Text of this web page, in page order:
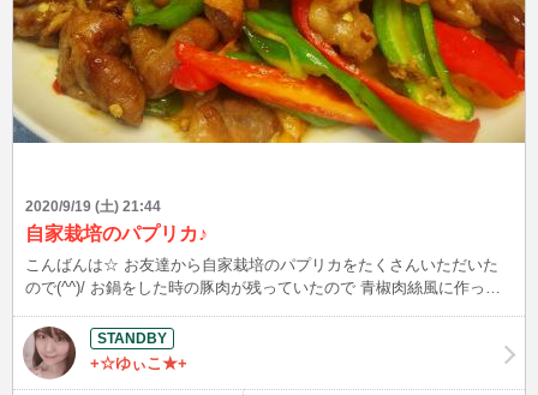
2020/9/19 (土) 21:44
自家栽培のパプリカ♪
こんばんは☆ お友達から自家栽培のパプリカをたくさんいただいた
ので(^^)/ お鍋をした時の豚肉が残っていたので 青椒肉絲風に作って
難しので嬉しいなぁ(*^^)v
+☆ゆぃこ★+